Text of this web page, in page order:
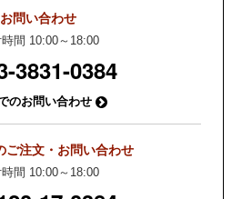
お問い合わせ
間 10:00～18:00
3831-0384
のお問い合わせ
ご注文・お問い合わせ
間 10:00～18:00